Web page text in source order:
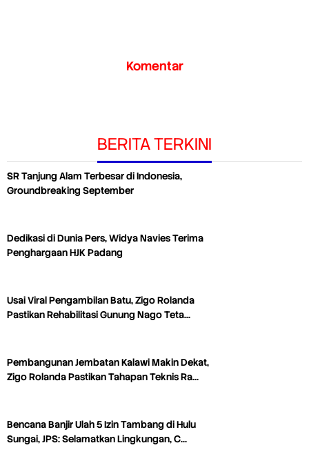
Komentar
BERITA TERKINI
SR Tanjung Alam Terbesar di Indonesia,
Groundbreaking September
Dedikasi di Dunia Pers, Widya Navies Terima
Penghargaan HJK Padang
Usai Viral Pengambilan Batu, Zigo Rolanda
Pastikan Rehabilitasi Gunung Nago Teta…
Pembangunan Jembatan Kalawi Makin Dekat,
Zigo Rolanda Pastikan Tahapan Teknis Ra…
Bencana Banjir Ulah 5 Izin Tambang di Hulu
Sungai, JPS: Selamatkan Lingkungan, C…